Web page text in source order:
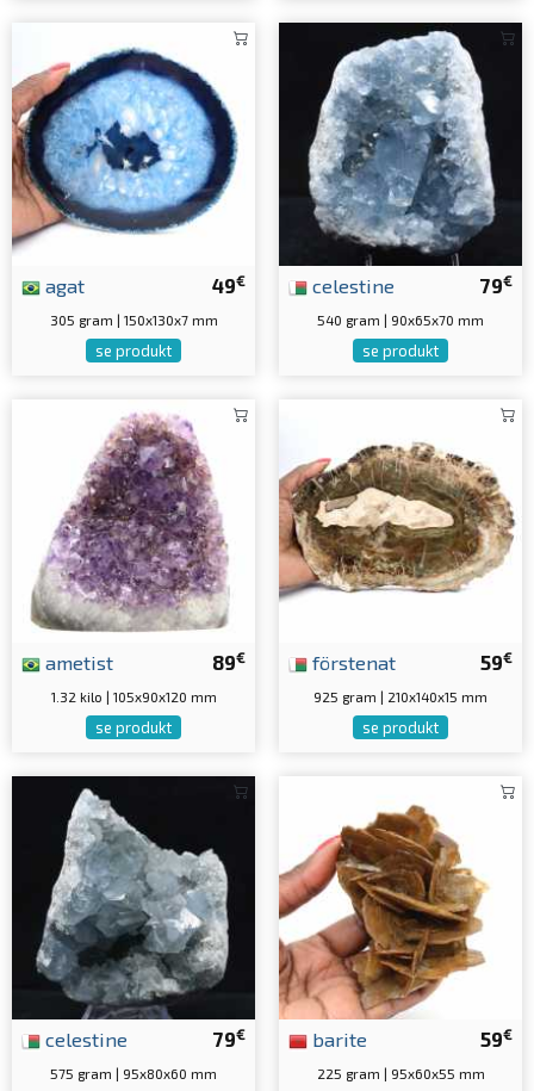
49€
agat
305 gram | 150x130x7 mm
se produkt
79€
celestine
540 gram | 90x65x70 mm
se produkt
89€
ametist
1.32 kilo | 105x90x120 mm
se produkt
59€
förstenat
925 gram | 210x140x15 mm
se produkt
79€
celestine
575 gram | 95x80x60 mm
59€
barite
225 gram | 95x60x55 mm